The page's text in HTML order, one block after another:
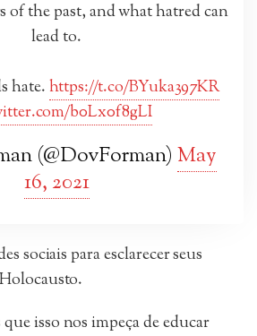
of the past, and what hatred can
lead to.
hate.https://t.co/BYuka397KR
b0Lx0f8gLI
(@DovForman) May
16, 2021
sociais para esclarecer seus
isso nos impeça de educar